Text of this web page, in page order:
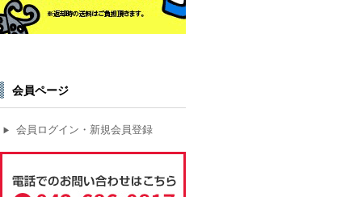
会員ページ
▶ 会員ログイン・新規会員登録